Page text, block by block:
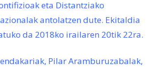
eta Distantziako
antolatzen dute. Ekitaldia
da 2018ko irailaren 20tik 22ra.
Pilar Aramburuzabalak,